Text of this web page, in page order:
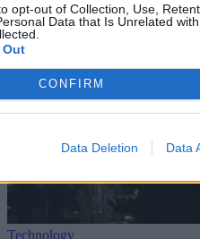
opt-out of Collection, Use,
Data that Is Unrelated
CONFIRM
Data Deletion Data
Technology